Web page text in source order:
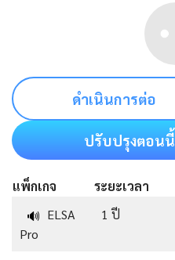
ดำเนินการต่อ
ปรับปรุงตอนนี้
แพ็กเกจ ระยะเวลา
🔊 ELSA
Pro
1 ปี